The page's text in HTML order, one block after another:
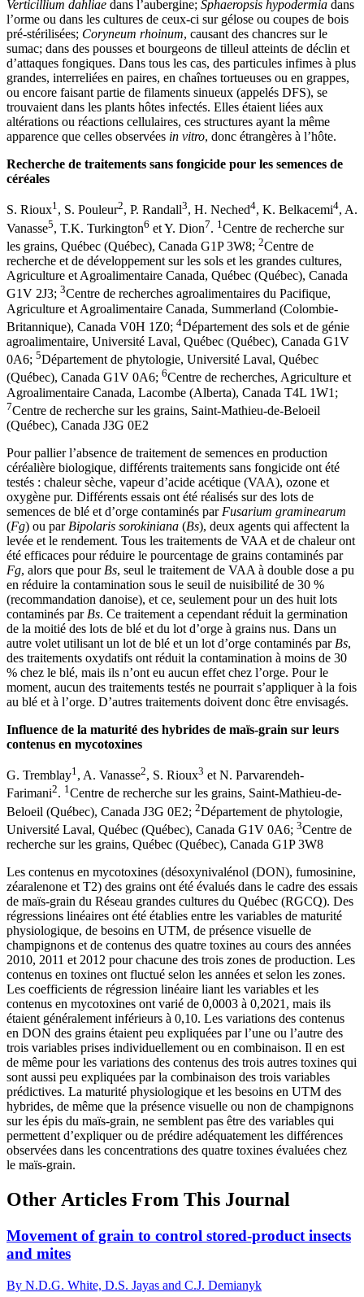
Verticillium dahliae dans l’aubergine; Sphaeropsis hypodermia dans
l’orme ou dans les cultures de ceux-ci sur gélose ou coupes de bois
pré-stérilisées; Coryneum rhoinum, causant des chancres sur le
sumac; dans des pousses et bourgeons de tilleul atteints de déclin et
d’attaques fongiques. Dans tous les cas, des particules infimes à plus
grandes, interreliées en paires, en chaînes tortueuses ou en grappes,
ou encore faisant partie de filaments sinueux (appelés DFS), se
trouvaient dans les plants hôtes infectés. Elles étaient liées aux
altérations ou réactions cellulaires, ces structures ayant la même
apparence que celles observées in vitro, donc étrangères à l’hôte.
Recherche de traitements sans fongicide pour les semences de
céréales
S. Rioux1, S. Pouleur2, P. Randall3, H. Neched4, K. Belkacemi4, A.
Vanasse5, T.K. Turkington6 et Y. Dion7. 1 Centre de recherche sur
les grains, Québec (Québec), Canada G1P 3W8; 2Centre de
recherche et de développement sur les sols et les grandes cultures,
Agriculture et Agroalimentaire Canada, Québec (Québec), Canada
G1V 2J3; 3Centre de recherches agroalimentaires du Pacifique,
Agriculture et Agroalimentaire Canada, Summerland (Colombie-
Britannique), Canada V0H 1Z0; 4Département des sols et de génie
agroalimentaire, Université Laval, Québec (Québec), Canada G1V
0A6; 5Département de phytologie, Université Laval, Québec
(Québec), Canada G1V 0A6; 6Centre de recherches, Agriculture et
Agroalimentaire Canada, Lacombe (Alberta), Canada T4L 1W1;
7Centre de recherche sur les grains, Saint-Mathieu-de-Beloeil
(Québec), Canada J3G 0E2
Pour pallier l’absence de traitement de semences en production
céréalière biologique, différents traitements sans fongicide ont été
testés : chaleur sèche, vapeur d’acide acétique (VAA), ozone et
oxygène pur. Différents essais ont été réalisés sur des lots de
semences de blé et d’orge contaminés par Fusarium graminearum
(Fg) ou par Bipolaris sorokiniana (Bs), deux agents qui affectent la
levée et le rendement. Tous les traitements de VAA et de chaleur ont
été efficaces pour réduire le pourcentage de grains contaminés par
Fg, alors que pour Bs, seul le traitement de VAA à double dose a pu
en réduire la contamination sous le seuil de nuisibilité de 30 %
(recommandation danoise), et ce, seulement pour un des huit lots
contaminés par Bs. Ce traitement a cependant réduit la germination
de la moitié des lots de blé et du lot d’orge à grains nus. Dans un
autre volet utilisant un lot de blé et un lot d’orge contaminés par Bs,
des traitements oxydatifs ont réduit la contamination à moins de 30
% chez le blé, mais ils n’ont eu aucun effet chez l’orge. Pour le
moment, aucun des traitements testés ne pourrait s’appliquer à la fois
au blé et à l’orge. D’autres traitements doivent donc être envisagés.
Influence de la maturité des hybrides de maïs-grain sur leurs
contenus en mycotoxines
G. Tremblay1, A. Vanasse2, S. Rioux3 et N. Parvarendeh-
Farimani2. 1Centre de recherche sur les grains, Saint-Mathieu-de-
Beloeil (Québec), Canada J3G 0E2; 2Département de phytologie,
Université Laval, Québec (Québec), Canada G1V 0A6; 3Centre de
recherche sur les grains, Québec (Québec), Canada G1P 3W8
Les contenus en mycotoxines (désoxynivalénol (DON), fumosinine,
zéaralenone et T2) des grains ont été évalués dans le cadre des essais
de maïs-grain du Réseau grandes cultures du Québec (RGCQ). Des
régressions linéaires ont été établies entre les variables de maturité
physiologique, de besoins en UTM, de présence visuelle de
champignons et de contenus des quatre toxines au cours des années
2010, 2011 et 2012 pour chacune des trois zones de production. Les
contenus en toxines ont fluctué selon les années et selon les zones.
Les coefficients de régression linéaire liant les variables et les
contenus en mycotoxines ont varié de 0,0003 à 0,2021, mais ils
étaient généralement inférieurs à 0,10. Les variations des contenus
en DON des grains étaient peu expliquées par l’une ou l’autre des
trois variables prises individuellement ou en combinaison. Il en est
de même pour les variations des contenus des trois autres toxines qui
sont aussi peu expliquées par la combinaison des trois variables
prédictives. La maturité physiologique et les besoins en UTM des
hybrides, de même que la présence visuelle ou non de champignons
sur les épis du maïs-grain, ne semblent pas être des variables qui
permettent d’expliquer ou de prédire adéquatement les différences
observées dans les concentrations des quatre toxines évaluées chez
le maïs-grain.
Other Articles From This Journal
Movement of grain to control stored-product insects
and mites
By N.D.G. White, D.S. Jayas and C.J. Demianyk